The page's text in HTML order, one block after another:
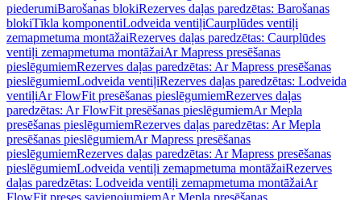
piederumiBarošanas blokiRezerves daļas paredzētas: Barošanas
blokiTīkla komponentiLodveida ventiļiCaurplūdes ventiļi
zemapmetuma montāžaiRezerves daļas paredzētas: Caurplūdes
ventiļi zemapmetuma montāžaiAr Mapress presēšanas
pieslēgumiemRezerves daļas paredzētas: Ar Mapress presēšanas
pieslēgumiemLodveida ventiļiRezerves daļas paredzētas: Lodveida
ventiļiAr FlowFit presēšanas pieslēgumiemRezerves daļas
paredzētas: Ar FlowFit presēšanas pieslēgumiemAr Mepla
presēšanas pieslēgumiemRezerves daļas paredzētas: Ar Mepla
presēšanas pieslēgumiemAr Mapress presēšanas
pieslēgumiemRezerves daļas paredzētas: Ar Mapress presēšanas
pieslēgumiemLodveida ventiļi zemapmetuma montāžaiRezerves
daļas paredzētas: Lodveida ventiļi zemapmetuma montāžaiAr
FlowFit preses savienojumiemAr Mepla presēšanas